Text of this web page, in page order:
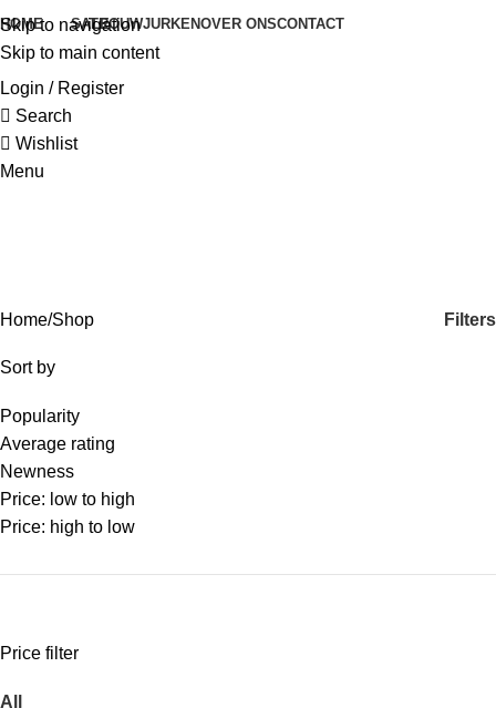
Skip to navigation
Skip to main content
HOME SALETROUWJURKENOVER ONSCONTACT
Login / Register
Search
Wishlist
Menu
Home Shop Filters
Sort by
Popularity
Average rating
Newness
Price: low to high
Price: high to low
Price filter
All